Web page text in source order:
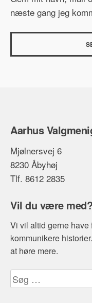
næste gang jeg
Aarhus
Mjølnersvej 6
8230 Åbyhøj
Tlf. 8612 2835
Vil du være med?
Vi vil altid gerne have
kommunikere
at høre mere.
Søg
efter: